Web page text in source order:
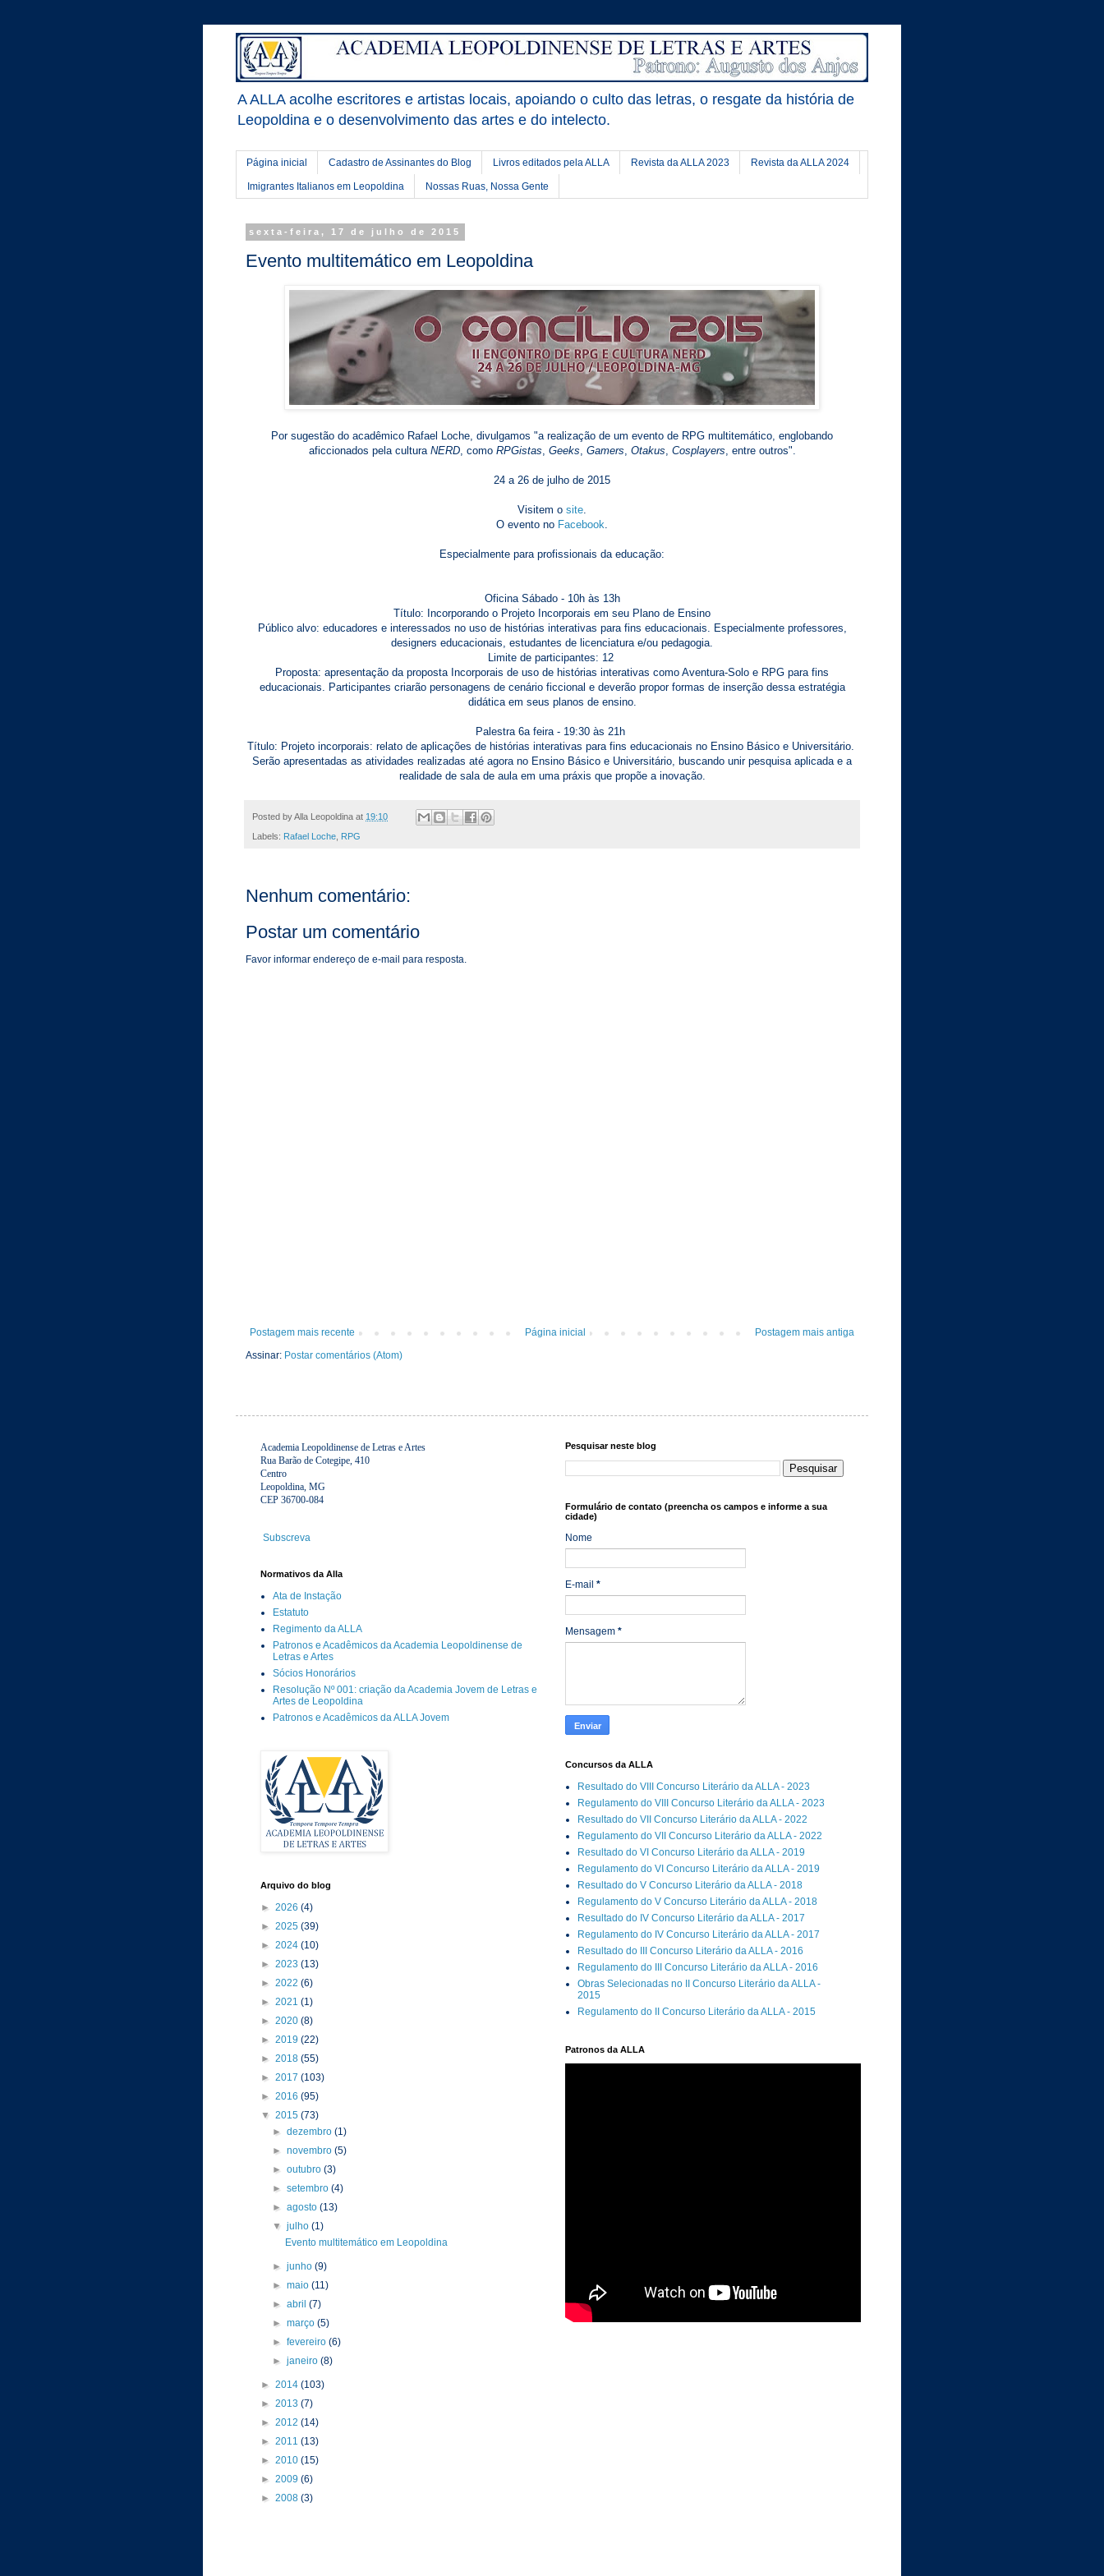
A ALLA acolhe escritores e artistas locais, apoiando o culto das letras, o resgate da história de
Leopoldina e o desenvolvimento das artes e do intelecto.
Página inicial Cadastro de Assinantes do Blog Livros editados pela ALLA Revista da ALLA 2023 Revista da ALLA 2024
Imigrantes Italianos em Leopoldina Nossas Ruas, Nossa Gente
sexta-feira, 17 de julho de 2015
Evento multitemático em Leopoldina
Por sugestão do acadêmico Rafael Loche, divulgamos "a realização de um evento de RPG multitemático, englobando
aficcionados pela cultura NERD, como RPGistas, Geeks, Gamers, Otakus, Cosplayers, entre outros".
24 a 26 de julho de 2015
Visitem o site.
O evento no Facebook.
Especialmente para profissionais da educação:
Oficina Sábado - 10h às 13h
Título: Incorporando o Projeto Incorporais em seu Plano de Ensino
Público alvo: educadores e interessados no uso de histórias interativas para fins educacionais. Especialmente professores,
designers educacionais, estudantes de licenciatura e/ou pedagogia.
Limite de participantes: 12
Proposta: apresentação da proposta Incorporais de uso de histórias interativas como Aventura-Solo e RPG para fins
educacionais. Participantes criarão personagens de cenário ficcional e deverão propor formas de inserção dessa estratégia
didática em seus planos de ensino.
Palestra 6a feira - 19:30 às 21h
Título: Projeto incorporais: relato de aplicações de histórias interativas para fins educacionais no Ensino Básico e Universitário.
Serão apresentadas as atividades realizadas até agora no Ensino Básico e Universitário, buscando unir pesquisa aplicada e a
realidade de sala de aula em uma práxis que propõe a inovação.
Posted byAlla Leopoldina at 19:10
Labels: Rafael Loche RPG
Nenhum comentário:
Postar um comentário
Favor informar endereço de e-mail para resposta.
Postagem mais recente Postagem mais antiga
Página inicial
Assinar: Postar comentários (Atom)
Academia Leopoldinense de Letras e Artes
Rua Barão de Cotegipe, 410
Centro
Leopoldina, MG
CEP 36700-084
Subscreva
Normativos da Alla
Ata de Instação
Estatuto
Regimento da ALLA
Patronos e Acadêmicos da Academia Leopoldinense de
Letras e Artes
Sócios Honorários
Resolução Nº 001: criação da Academia Jovem de Letras e
Artes de Leopoldina
Patronos e Acadêmicos da ALLA Jovem
Arquivo do blog
► 2026 (4)
► 2025 (39)
► 2024 (10)
► 2023 (13)
► 2022 (6)
► 2021 (1)
► 2020 (8)
► 2019 (22)
► 2018 (55)
► 2017 (103)
► 2016 (95)
▼ 2015 (73)
►dezembro(1)
►novembro(5)
►outubro(3)
►setembro(4)
►agosto(13)
▼julho(1)
Evento multitemático em Leopoldina
►junho(9)
►maio(11)
►abril(7)
►março(5)
►fevereiro(6)
►janeiro(8)
► 2014 (103)
► 2013 (7)
► 2012 (14)
► 2011 (13)
► 2010 (15)
► 2009 (6)
► 2008 (3)
Pesquisar neste blog
Formulário de contato (preencha os campos e informe a sua
cidade)
Nome
E-mail *
Mensagem *
Concursos da ALLA
Resultado do VIII Concurso Literário da ALLA - 2023
Regulamento do VIII Concurso Literário da ALLA - 2023
Resultado do VII Concurso Literário da ALLA - 2022
Regulamento do VII Concurso Literário da ALLA - 2022
Resultado do VI Concurso Literário da ALLA - 2019
Regulamento do VI Concurso Literário da ALLA - 2019
Resultado do V Concurso Literário da ALLA - 2018
Regulamento do V Concurso Literário da ALLA - 2018
Resultado do IV Concurso Literário da ALLA - 2017
Regulamento do IV Concurso Literário da ALLA - 2017
Resultado do III Concurso Literário da ALLA - 2016
Regulamento do III Concurso Literário da ALLA - 2016
Obras Selecionadas no II Concurso Literário da ALLA -
2015
Regulamento do II Concurso Literário da ALLA - 2015
Patronos da ALLA